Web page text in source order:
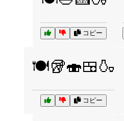
コピー
🍽️🥡🍣🍱🍶
コピー